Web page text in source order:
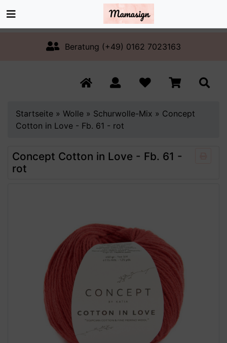
Beratung (+49) 0162 7023163
Startseite » Wolle » Schurwolle-Mix » Concept
Cotton in Love - Fb. 61 - rot
Concept Cotton in Love - Fb. 61 -
rot